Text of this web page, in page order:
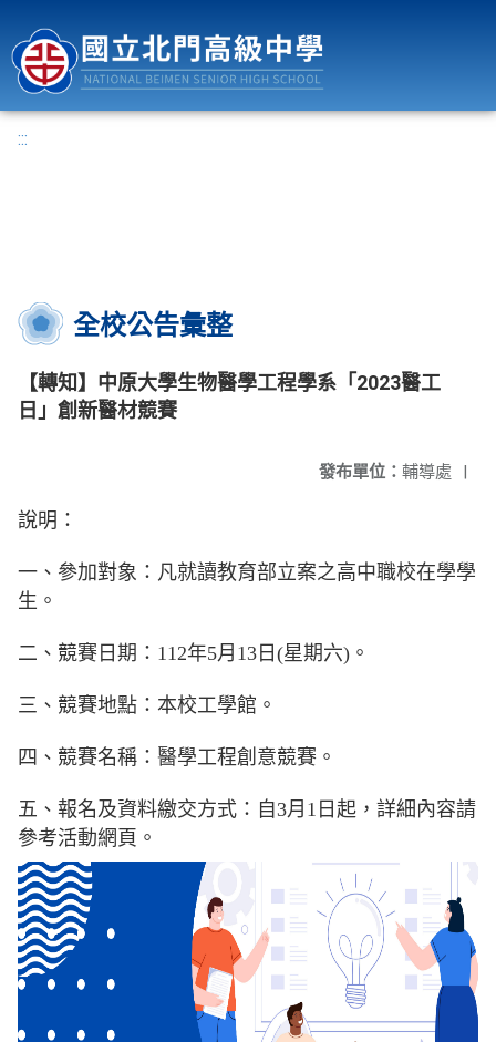
:::
全校公告彙整
【轉知】中原大學生物醫學工程學系「2023醫工
日」創新醫材競賽
發布單位： 輔導處 |
說明：
一、參加對象：凡就讀教育部立案之高中職校在學學
生。
二、競賽日期：112年5月13日(星期六)。
三、競賽地點：本校工學館。
四、競賽名稱：醫學工程創意競賽。
五、報名及資料繳交方式：自3月1日起，詳細內容請
參考活動網頁。